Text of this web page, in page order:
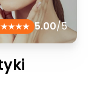
5.00/5